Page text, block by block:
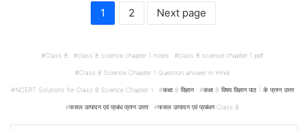
1 2 Next page
Class 8 class 8 science chapter 1 notes class 8 science chapter 1 pdf
Class 8 Science Chapter 1 Question answer in Hindi
NCERT Solutions for Class 8 Science Chapter 1 कक्षा 8 विज्ञान कक्षा 8 विषय विज्ञान पाठ 1 के प्रश्न उत्तर
फसल उत्पादन एवं प्रबंध प्रश्न उत्तर फसल उत्पादन एवं प्रबंधन Class 8